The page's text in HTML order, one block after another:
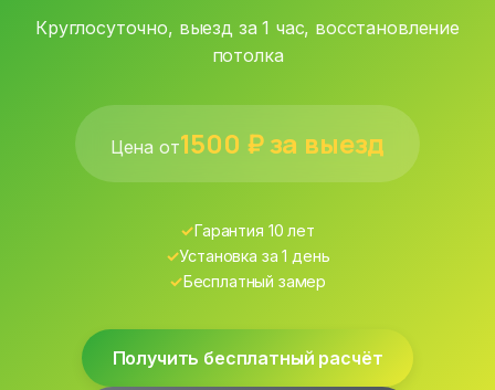
Круглосуточно, выезд за 1 час, восстановление
потолка
Цена от1500 ₽ за выезд
✓Гарантия 10 лет
✓Установка за 1 день
✓Бесплатный замер
Получить бесплатный расчёт